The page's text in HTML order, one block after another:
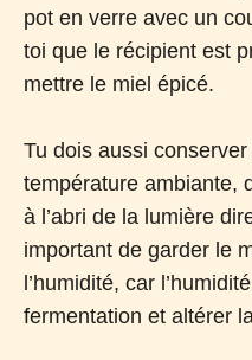
pot en verre avec un
toi que le récipient est
mettre le miel épicé.
Tu dois aussi
température ambiante,
à l’abri de la lumière
important de garder le
l’humidité, car
fermentation et altérer